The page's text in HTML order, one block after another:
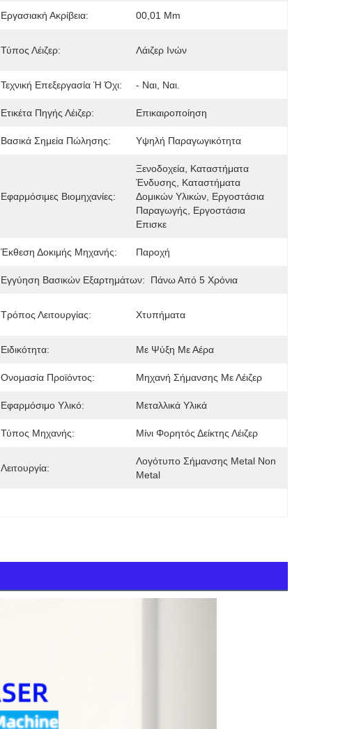
Εργασιακή Ακρίβεια: 00,01 Mm
Τύπος Λέιζερ: Λάιζερ Ινών
Τεχνική Επεξεργασία Ή Όχι: - Ναι, Ναι.
Ετικέτα Πηγής Λέιζερ: Επικαιροποίηση
Βασικά Σημεία Πώλησης: Υψηλή Παραγωγικότητα
Εφαρμόσιμες Βιομηχανίες:
Ξενοδοχεία, Καταστήματα
Ένδυσης, Καταστήματα
Δομικών Υλικών, Εργοστάσια
Παραγωγής, Εργοστάσια
Επισκε
Έκθεση Δοκιμής Μηχανής: Παροχή
Εγγύηση Βασικών Εξαρτημάτων: Πάνω Από 5 Χρόνια
Τρόπος Λειτουργίας: Χτυπήματα
Ειδικότητα: Με Ψύξη Με Αέρα
Ονομασία Προϊόντος: Μηχανή Σήμανσης Με Λέιζερ
Εφαρμόσιμο Υλικό: Μεταλλικά Υλικά
Τύπος Μηχανής: Μίνι Φορητός Δείκτης Λέιζερ
Λειτουργία:
Λογότυπο Σήμανσης Metal Non
Metal